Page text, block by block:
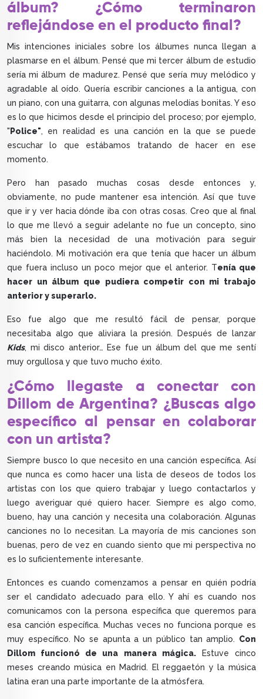
álbum? ¿Cómo terminaron
reflejándose en el producto final?
Mis intenciones iniciales sobre los álbumes nunca llegan a
plasmarse en el álbum. Pensé que mi tercer álbum de estudio
sería mi álbum de madurez. Pensé que sería muy melódico y
agradable al oído. Quería escribir canciones a la antigua, con
un piano, con una guitarra, con algunas melodías bonitas. Y eso
es lo que hicimos desde el principio del proceso; por ejemplo,
" Police", en realidad es una canción en la que se puede
escuchar lo que estábamos tratando de hacer en ese
momento.
Pero han pasado muchas cosas desde entonces y,
obviamente, no pude mantener esa intención. Así que tuve
que ir y ver hacia dónde iba con otras cosas. Creo que al final
lo que me llevó a seguir adelante no fue un concepto, sino
más bien la necesidad de una motivación para seguir
haciéndolo. Mi motivación era que tenía que hacer un álbum
que fuera incluso un poco mejor que el anterior. Tenía que
hacer un álbum que pudiera competir con mi trabajo
anterior y superarlo.
Eso fue algo que me resultó fácil de pensar, porque
necesitaba algo que aliviara la presión. Después de lanzar
Kids, mi disco anterior… Ese fue un álbum del que me sentí
muy orgullosa y que tuvo mucho éxito.
¿Cómo llegaste a conectar con
Dillom de Argentina? ¿Buscas algo
específico al pensar en colaborar
con un artista?
Siempre busco lo que necesito en una canción específica. Así
que nunca es como hacer una lista de deseos de todos los
artistas con los que quiero trabajar y luego contactarlos y
luego averiguar qué quiero hacer. Siempre es algo como,
bueno, hay una canción y necesita una colaboración. Algunas
canciones no lo necesitan. La mayoría de mis canciones son
buenas, pero de vez en cuando siento que mi perspectiva no
es lo suficientemente interesante.
Entonces es cuando comenzamos a pensar en quién podría
ser el candidato adecuado para ello. Y ahí es cuando nos
comunicamos con la persona específica que queremos para
esa canción específica. Muchas veces no funciona porque es
muy específico. No se apunta a un público tan amplio. Con
Dillom funcionó de una manera mágica.Estuve cinco
meses creando música en Madrid. El reggaetón y la música
latina eran una parte importante de la atmósfera.